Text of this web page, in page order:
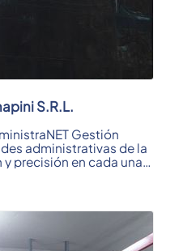
S.R.L.
Gestión
administrativas de la
precisión en cada una